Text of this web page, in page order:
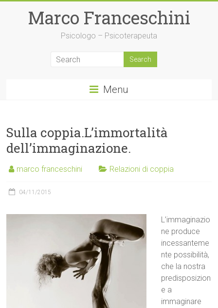
Marco Franceschini
Psicologo – Psicoterapeuta
Menu
Sulla coppia.L’immortalità
dell’immaginazione.
marco franceschini Relazioni di coppia
04/11/2015
L’immaginazio
ne produce
incessanteme
nte possibilità,
che la nostra
predisposizion
e a
immaginare